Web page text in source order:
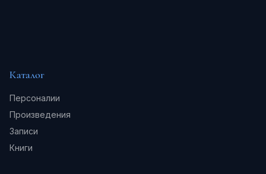
Каталог
Персоналии
Произведения
Записи
Книги